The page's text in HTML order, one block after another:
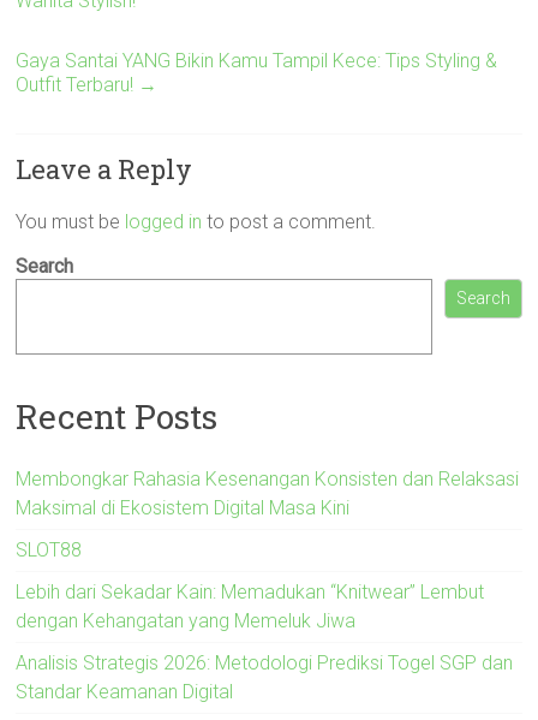
Gaya Santai YANG Bikin Kamu Tampil Kece: Tips Styling &
Outfit Terbaru! →
Leave a Reply
You must be logged in to post a comment.
Search
Search
Recent Posts
Membongkar Rahasia Kesenangan Konsisten dan Relaksasi
Maksimal di Ekosistem Digital Masa Kini
SLOT88
Lebih dari Sekadar Kain: Memadukan “Knitwear” Lembut
dengan Kehangatan yang Memeluk Jiwa
Analisis Strategis 2026: Metodologi Prediksi Togel SGP dan
Standar Keamanan Digital